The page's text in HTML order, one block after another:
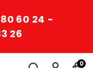
60 24 -
26
0